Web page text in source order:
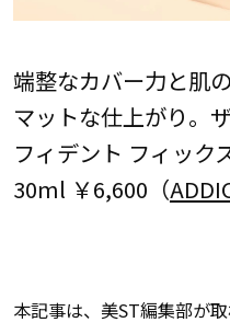
端整なカバー力と肌
マットな仕上がり。
フィデント フィック
30ml ￥6,600（
本記事は、美ST編集部が